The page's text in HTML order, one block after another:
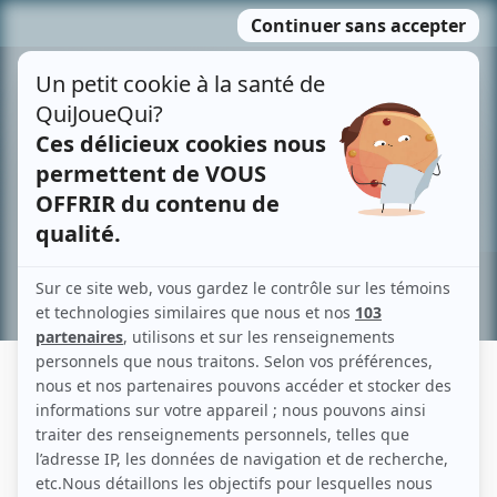
MENU
contenu
Recherche avancée »
ESTELLE BOULENQUAR
Liens
Fiche de Estelle Boulenquar sur Showbizz.net